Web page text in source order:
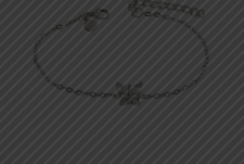
önskelistan!